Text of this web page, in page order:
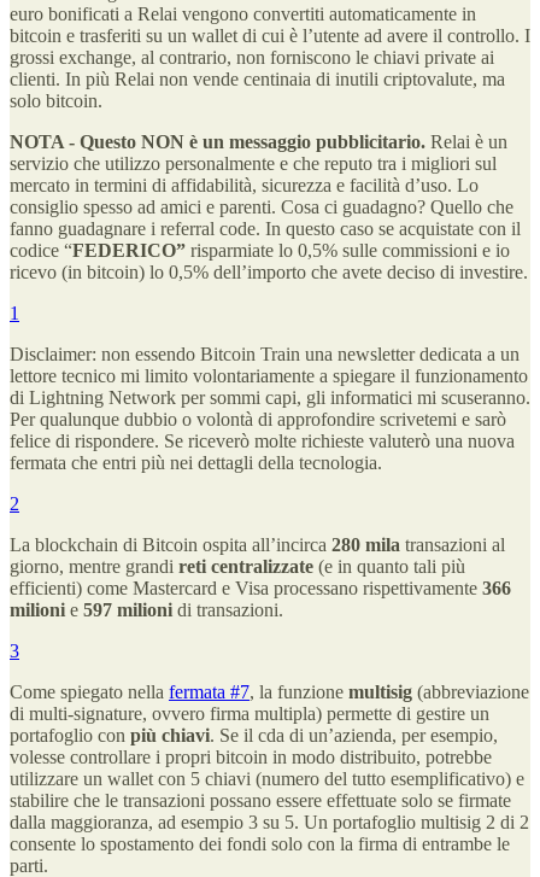
euro bonificati a Relai vengono convertiti automaticamente in
bitcoin e trasferiti su un wallet di cui è l’utente ad avere il controllo. I
grossi exchange, al contrario, non forniscono le chiavi private ai
clienti. In più Relai non vende centinaia di inutili criptovalute, ma
solo bitcoin.
NOTA - Questo NON è un messaggio pubblicitario. Relai è un
servizio che utilizzo personalmente e che reputo tra i migliori sul
mercato in termini di affidabilità, sicurezza e facilità d’uso. Lo
consiglio spesso ad amici e parenti. Cosa ci guadagno? Quello che
fanno guadagnare i referral code. In questo caso se acquistate con il
codice “FEDERICO” risparmiate lo 0,5% sulle commissioni e io
ricevo (in bitcoin) lo 0,5% dell’importo che avete deciso di investire.
1
Disclaimer: non essendo Bitcoin Train una newsletter dedicata a un
lettore tecnico mi limito volontariamente a spiegare il funzionamento
di Lightning Network per sommi capi, gli informatici mi scuseranno.
Per qualunque dubbio o volontà di approfondire scrivetemi e sarò
felice di rispondere. Se riceverò molte richieste valuterò una nuova
fermata che entri più nei dettagli della tecnologia.
2
La blockchain di Bitcoin ospita all’incirca 280 mila transazioni al
giorno, mentre grandi reti centralizzate (e in quanto tali più
efficienti) come Mastercard e Visa processano rispettivamente 366
milioni e 597 milioni di transazioni.
3
Come spiegato nella fermata #7, la funzione multisig (abbreviazione
di multi-signature, ovvero firma multipla) permette di gestire un
portafoglio con più chiavi. Se il cda di un’azienda, per esempio,
volesse controllare i propri bitcoin in modo distribuito, potrebbe
utilizzare un wallet con 5 chiavi (numero del tutto esemplificativo) e
stabilire che le transazioni possano essere effettuate solo se firmate
dalla maggioranza, ad esempio 3 su 5. Un portafoglio multisig 2 di 2
consente lo spostamento dei fondi solo con la firma di entrambe le
parti.